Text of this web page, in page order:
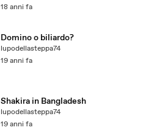
18 anni fa
Domino o biliardo?
lupodellasteppa74
19 anni fa
Shakira in Bangladesh
lupodellasteppa74
19 anni fa